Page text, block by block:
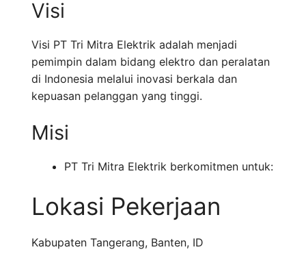
Visi
Visi PT Tri Mitra Elektrik adalah menjadi
pemimpin dalam bidang elektro dan peralatan
di Indonesia melalui inovasi berkala dan
kepuasan pelanggan yang tinggi.
Misi
PT Tri Mitra Elektrik berkomitmen untuk:
Lokasi Pekerjaan
Kabupaten Tangerang, Banten, ID